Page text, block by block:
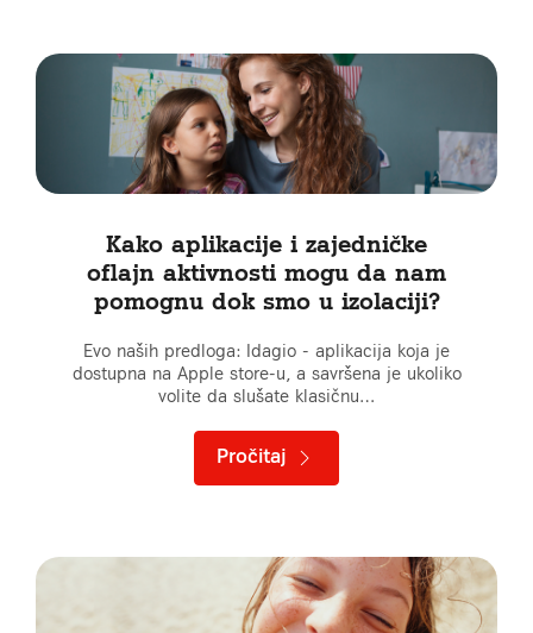
Kako aplikacije i zajedničke
oflajn aktivnosti mogu da nam
pomognu dok smo u izolaciji?
Evo naših predloga: Idagio - aplikacija koja je
dostupna na Apple store-u, a savršena je ukoliko
volite da slušate klasičnu…
Pročitaj